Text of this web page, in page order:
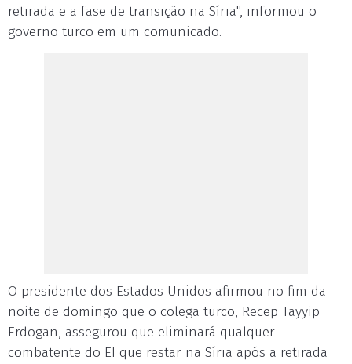
retirada e a fase de transição na Síria", informou o
governo turco em um comunicado.
O presidente dos Estados Unidos afirmou no fim da
noite de domingo que o colega turco, Recep Tayyip
Erdogan, assegurou que eliminará qualquer
combatente do EI que restar na Síria após a retirada